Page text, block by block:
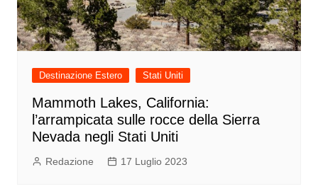
Destinazione Estero Stati Uniti
Mammoth Lakes, California:
l’arrampicata sulle rocce della Sierra
Nevada negli Stati Uniti
Redazione 17 Luglio 2023